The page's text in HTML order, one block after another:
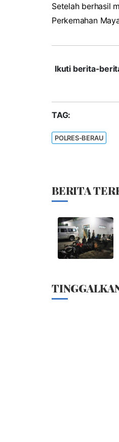
Setelah berhasil
Perkemahan
Ikuti berita-
TAG:
POLRES-BERAU
BERITA